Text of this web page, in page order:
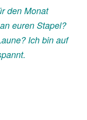
den Monat
euren Stapel?
Ich bin auf